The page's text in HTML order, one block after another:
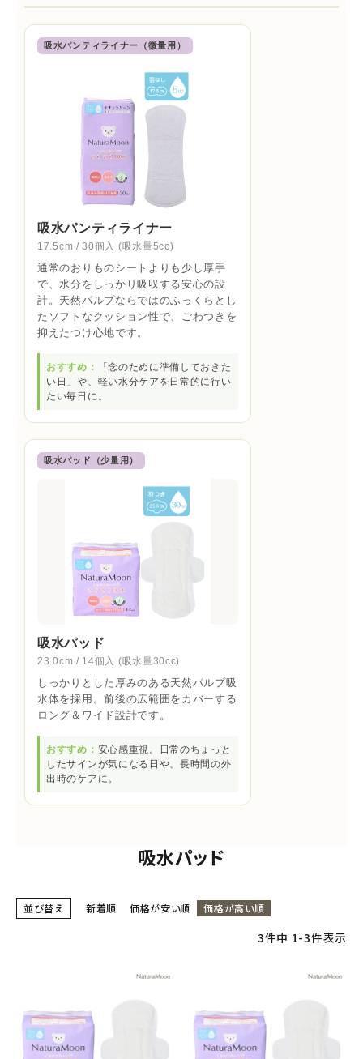
吸水パンティライナー（微量用）
吸水パンティライナー
17.5cm / 30個入 (吸水量5cc)
通常のおりものシートよりも少し厚手
で、水分をしっかり吸収する安心の設
計。天然パルプならではのふっくらとし
たソフトなクッション性で、ごわつきを
抑えたつけ心地です。
おすすめ：
「念のために準備しておきた
い日」や、軽い水分ケアを日常的に行い
たい毎日に。
吸水パッド（少量用）
吸水パッド
23.0cm / 14個入 (吸水量30cc)
しっかりとした厚みのある天然パルプ吸
水体を採用。前後の広範囲をカバーする
ロング＆ワイド設計です。
おすすめ： 安心感重視。日常のちょっと
したサインが気になる日や、長時間の外
出時のケアに。
吸水パッド
並び替え 新着順 価格が安い順 価格が高い順
3件中 1-3件表示